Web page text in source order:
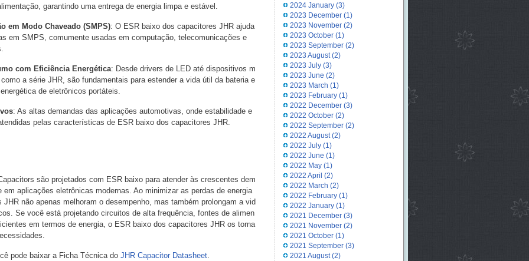
garantindo uma entrega de energia limpa e estável.
em Modo Chaveado (SMPS): O ESR baixo dos capacitores JHR ajuda
em SMPS, comumente usadas em computação, telecomunicações e
com Eficiência Energética: Desde drivers de LED até dispositivos m
a série JHR, são fundamentais para estender a vida útil da bateria e
de eletrônicos portáteis.
: As altas demandas das aplicações automotivas, onde estabilidade e
pelas características de ESR baixo dos capacitores JHR.
são projetados com ESR baixo para atender às crescentes dem
aplicações eletrônicas modernas. Ao minimizar as perdas de energia
não apenas melhoram o desempenho, mas também prolongam a vid
Se você está projetando circuitos de alta frequência, fontes de alimen
em termos de energia, o ESR baixo dos capacitores JHR os torna
pode baixar a Ficha Técnica do JHR Capacitor Datasheet.
2024 January(3)
2023 December(1)
2023 November(2)
2023 October(1)
2023 September(2)
2023 August(2)
2023 July(3)
2023 June (2)
2023 March (1)
2023 February(1)
2022 December(3)
2022 October(2)
2022 September(2)
2022 August(2)
2022 July(1)
2022 June (1)
2022 May(1)
2022 April (2)
2022 March (2)
2022 February(1)
2022 January(1)
2021 December(3)
2021 November(2)
2021 October(1)
2021 September(3)
2021 August(2)